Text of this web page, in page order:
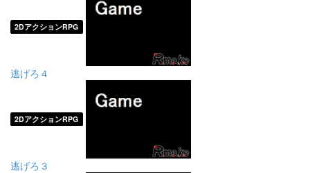
2DアクションRPG
逃げろ４
2DアクションRPG
逃げろ３